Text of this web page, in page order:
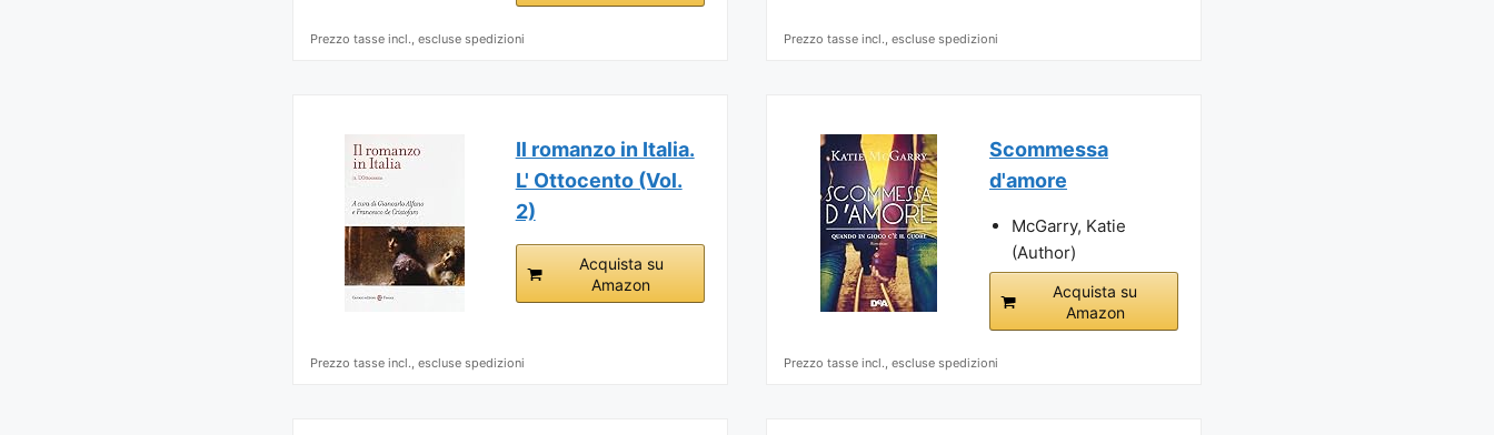
Prezzo tasse incl., escluse spedizioni Prezzo tasse incl., escluse spedizioni
Il romanzo in Italia.
L' Ottocento (Vol.
2)
Acquista su
Amazon
Prezzo tasse incl., escluse spedizioni
Scommessa
d'amore
McGarry, Katie
(Author)
Acquista su
Amazon
Prezzo tasse incl., escluse spedizioni